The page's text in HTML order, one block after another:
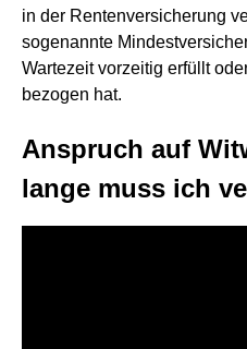
in der Rentenversicherung
sogenannte
Wartezeit vorzeitig erfüllt
bezogen hat.
Anspruch auf
lange muss ich